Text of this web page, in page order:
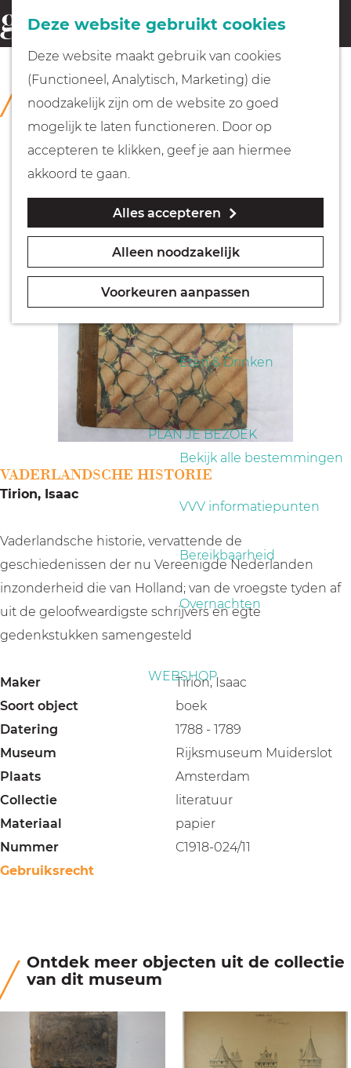
Deze website gebruikt cookies
Deze website maakt gebruik van cookies
(Functioneel, Analytisch, Marketing) die
noodzakelijk zijn om de website zo goed
mogelijk te laten functioneren. Door op
accepteren te klikken, geef je aan hiermee
akkoord te gaan.
Alles accepteren
Alleen noodzakelijk
Voorkeuren aanpassen
G
a
Fietsen
Wandelen
Geocachen
Naar het museum
Eten & Drinken
PLAN JE BEZOEK
Bekijk alle bestemmingen
VVV informatiepunten
Bereikbaarheid
Overnachten
WEBSHOP
o
e
k
e
n
COLLECTIE
Rijksmuseum Muiderslot
VADERLANDSCHE HISTORIE
Tirion, Isaac
Vaderlandsche historie, vervattende de
geschiedenissen der nu Vereenigde Nederlanden
inzonderheid die van Holland; van de vroegste tyden af
uit de geloofweardigste schrijvers en egte
gedenkstukken samengesteld
Maker
Tirion, Isaac
Soort object
boek
Datering
1788 - 1789
Museum
Rijksmuseum Muiderslot
Plaats
Amsterdam
Collectie
literatuur
Materiaal
papier
Nummer
C1918-024/11
Gebruiksrecht
Ontdek meer objecten uit de collectie
van dit museum